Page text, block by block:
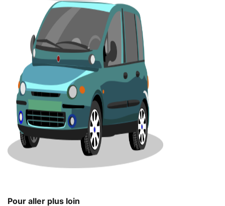
Pour aller plus loin